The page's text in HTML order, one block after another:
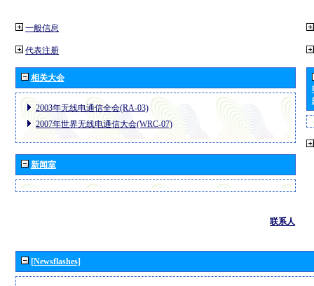
一般信息
代表注册
相关大会
2003年无线电通信全会(RA-03)
2007年世界无线电通信大会(WRC-07)
新闻室
联系人
[Newsflashes]